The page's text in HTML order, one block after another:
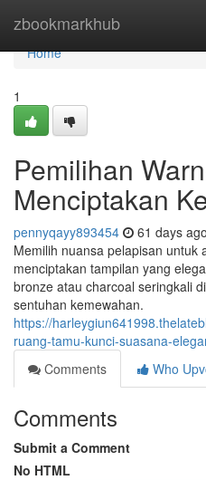
zbookmarkhub
Home
Home
1
Pemilihan
Menciptakan
pennyqayy893454 61 days ago
Memilih nuansa pelapisan untuk
menciptakan tampilan yang
bronze atau charcoal seringkali
sentuhan kemewahan.
https://
ruang-tamu-kunci-suasana-
Comments
Who
Comments
Submit a Comment
No HTML